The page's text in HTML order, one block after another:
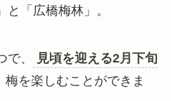
」と「広橋梅林」。
、
見頃を迎える2月下旬
梅を楽しむことができま